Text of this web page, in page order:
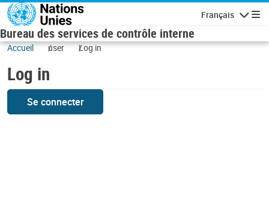
Skip to main content
Français
Bureau des services de contrôle interne
Accueil user Log in
Log in
Se connecter